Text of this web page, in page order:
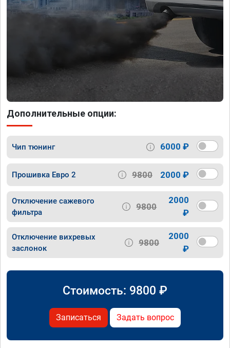
Дополнительные опции:
Чип тюнинг 6000 ₽
Прошивка Евро 2 9800 2000 ₽
Отключение сажевого
фильтра
9800
2000
₽
Отключение вихревых
заслонок
9800
2000
₽
Стоимость: 9800 ₽
Записаться Задать вопрос